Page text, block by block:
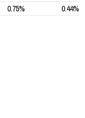
0.75%
0.44%